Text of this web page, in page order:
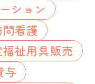
ション
問看護
祉用具販売
与